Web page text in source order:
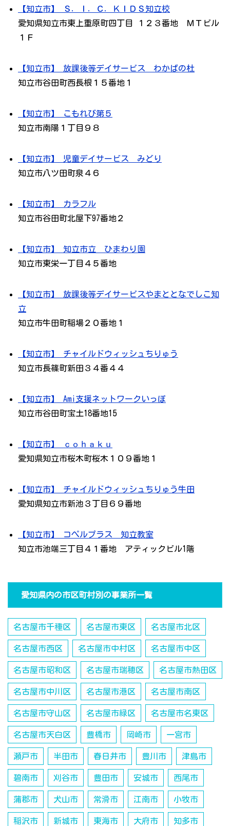
【知立市】 Ｓ．Ｉ．Ｃ．ＫＩＤＳ知立校
愛知県知立市東上重原町四丁目 １２３番地 ＭＴビル
１Ｆ
【知立市】 放課後等デイサービス わかばの杜
知立市谷田町西長根１５番地１
【知立市】 こもれび第５
知立市南陽１丁目９８
【知立市】 児童デイサービス みどり
知立市八ツ田町泉４６
【知立市】 カラフル
知立市谷田町北屋下97番地２
【知立市】 知立市立 ひまわり園
知立市東栄一丁目４５番地
【知立市】 放課後等デイサービスやまととなでしこ知
立
知立市牛田町稲場２０番地１
【知立市】 チャイルドウィッシュちりゅう
知立市長篠町新田３４番４４
【知立市】 Ami支援ネットワークいっぽ
知立市谷田町宝土18番地15
【知立市】 ｃｏｈａｋｕ
愛知県知立市桜木町桜木１０９番地１
【知立市】 チャイルドウィッシュちりゅう牛田
愛知県知立市新池３丁目６９番地
【知立市】 コぺルプラス 知立教室
知立市池端三丁目４１番地 アティックビル1階
愛知県内の市区町村別の事業所一覧
名古屋市千種区 名古屋市東区 名古屋市北区
名古屋市西区 名古屋市中村区 名古屋市中区
名古屋市昭和区 名古屋市瑞穂区 名古屋市熱田区
名古屋市中川区 名古屋市港区 名古屋市南区
名古屋市守山区 名古屋市緑区 名古屋市名東区
名古屋市天白区 豊橋市 岡崎市 一宮市
瀬戸市 半田市 春日井市 豊川市 津島市
碧南市 刈谷市 豊田市 安城市 西尾市
蒲郡市 犬山市 常滑市 江南市 小牧市
稲沢市 新城市 東海市 大府市 知多市